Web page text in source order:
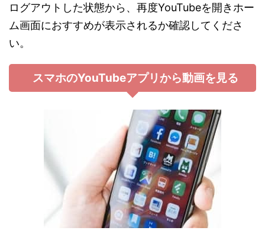
ログアウトした状態から、再度YouTubeを開きホー
ム画面におすすめが表示されるか確認してくださ
い。
スマホのYouTubeアプリから動画を見る